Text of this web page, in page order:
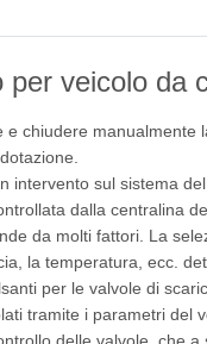
veicolo da
chiudere
intervento sul sistema
dalla centralina
da molti fattori. La
la temperatura, ecc.
per le valvole di
tramite i parametri del